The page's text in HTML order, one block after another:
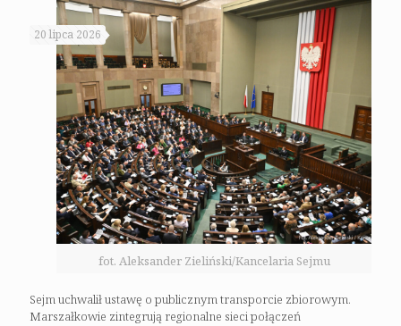
fot. Aleksander Zieliński/Kancelaria Sejmu
20 lipca 2026
Sejm uchwalił ustawę o publicznym transporcie zbiorowym.
Marszałkowie zintegrują regionalne sieci połączeń